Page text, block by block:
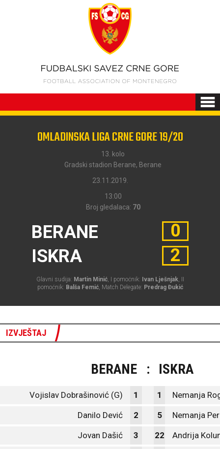
OMLADINSKA LIGA CRNE GORE 19/20
13. kolo
Gradski stadion Berane, Berane
23.11.2019.
13:00
Broj gledalaca: 70
BERANE
ISKRA
0
2
Glavni sudija: Martin Minić, I pomoćnik: Ivan Lješnjak, II
pomoćnik: Balša Femić, Match Delegate: Predrag Đukić
IZVJEŠTAJ
BERANE : ISKRA
Vojislav Dobrašinović (G) 1 1 Nemanja
Danilo Dević 2 5 Nemanja
Jovan Dašić 3 22 Andrija